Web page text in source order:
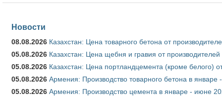
Новости
08.08.2026 Казахстан: Цена товарного бетона от
05.08.2026 Казахстан: Цена щебня и гравия от
05.08.2026 Казахстан: Цена портландцемента (кроме белого)
05.08.2026 Армения: Производство товарного бетона в январе
05.08.2026 Армения: Производство цемента в январе - июне